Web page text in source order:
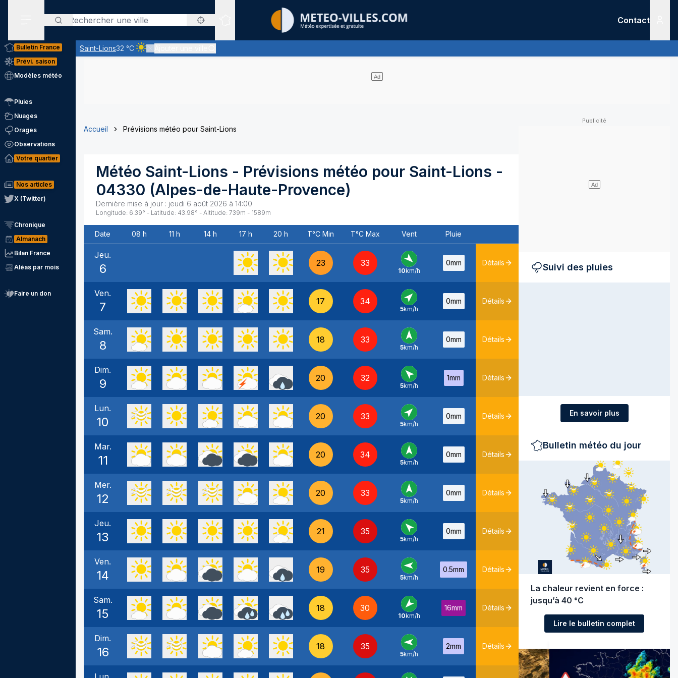
Rechercher
Sites expertis&eacute;s
Contact
Saint-Lions32 °C
Ciel clair - quasiment pas de nuages et un soleil omniprésent
Bulletin France
Prévi. saison
Modèles météo
Pluies
Nuages
Orages
Observations
Votre quartier
Nos articles
X (Twitter)
Chronique
Almanach
Bilan France
Aléas par mois
Faire un don
Accueil Prévisions météo pour Saint-Lions
Météo Saint-Lions - Prévisions météo pour Saint-Lions -
04330 (Alpes-de-Haute-Provence)
Dernière mise à jour : jeudi 6 août 2026 à 14:00
Longitude: 6.39° - Latitude: 43.98° - Altitude: 739m - 1589m
Date 08 h 11 h 14 h 17 h 20 h T°C Min T°C Max Vent Pluie
Jeu.
6 23 33
NO -
10km/h
0mm Détails
Ven.
7 17 34
SO
5km/h
0mm Détails
Sam.
8 18 33
S -
5km/h
0mm Détails
Dim.
9 20 32
SE -
5km/h
1mm Détails
Lun.
10 20 33
SO
5km/h
0mm Détails
Mar.
11 20 34
S -
5km/h
0mm Détails
Mer.
12 20 33
S -
5km/h
0mm Détails
Jeu.
13 21 35
SE -
5km/h
0mm Détails
Ven.
14 19 35
E -
5km/h
0.5mm Détails
Sam.
15 18 30
NE -
10km/h
16mm Détails
Dim.
16 18 35
E -
5km/h
2mm Détails
Suivi des pluies
En savoir plus
Bulletin météo du jour
La chaleur revient en force :
jusqu’à 40 °C
Lire le bulletin complet